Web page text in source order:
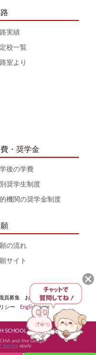
実績
校一覧
室より
・奨学金
後の学費
奨学生制度
機関の奨学金制度
の流れ
サイト
員募集
お問い合わせ
シー English page
SCHOOL All Rights Reserved
and the Google
Service apply.